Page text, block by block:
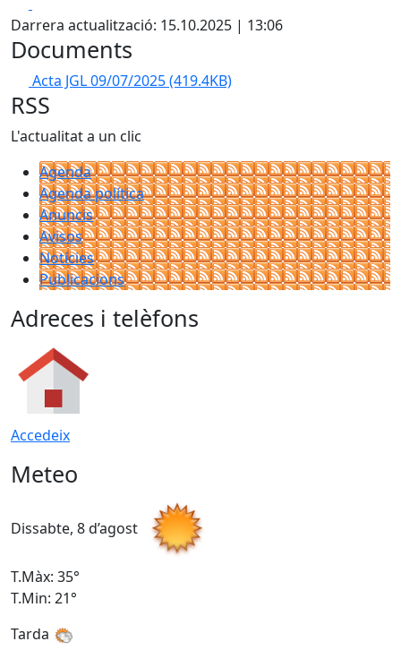
Darrera actualització: 15.10.2025 | 13:06
Documents
Acta JGL 09/07/2025(419.4KB)
RSS
L'actualitat a un clic
Agenda
Agenda política
Anuncis
Avisos
Notícies
Publicacions
Adreces i telèfons
Accedeix
Meteo
Dissabte, 8 d’agost
T.Màx: 35°
T.Min: 21°
Tarda